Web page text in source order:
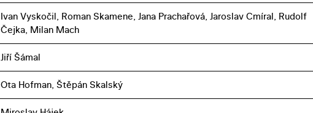
Ivan Vyskočil, Roman Skamene, Jana Prachařová, Jaroslav Cmíral, Rudolf
Čejka, Milan Mach
Jiří Šámal
Ota Hofman, Štěpán Skalský